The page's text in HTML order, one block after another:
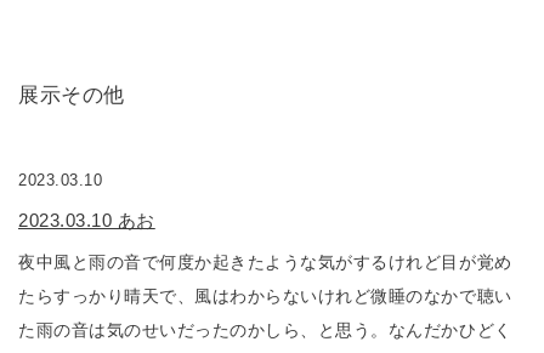
展示その他
2023.03.10
2023.03.10 あお
夜中風と雨の音で何度か起きたような気がするけれど目が覚め
たらすっかり晴天で、風はわからないけれど微睡のなかで聴い
た雨の音は気のせいだったのかしら、と思う。なんだかひどく